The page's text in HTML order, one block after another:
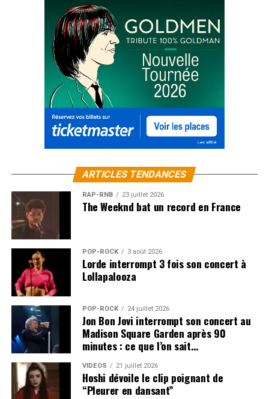
ARTICLES TENDANCES
RAP-RNB 23 juillet 2026
The Weeknd bat un record en France
POP-ROCK 3 août 2026
Lorde interrompt 3 fois son concert à
Lollapalooza
POP-ROCK 24 juillet 2026
Jon Bon Jovi interrompt son concert au
Madison Square Garden après 90
minutes : ce que l’on sait…
VIDEOS 21 juillet 2026
Hoshi dévoile le clip poignant de
“Pleurer en dansant”